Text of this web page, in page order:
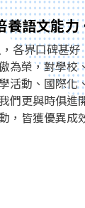
養語文能力
各界口碑甚
為榮，對學校
活動、國際
們更與時俱進
，皆獲優異成